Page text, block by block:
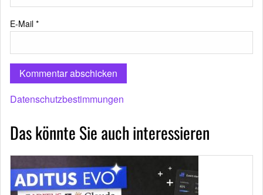
E-Mail *
Datenschutzbestimmungen
Das könnte Sie auch interessieren